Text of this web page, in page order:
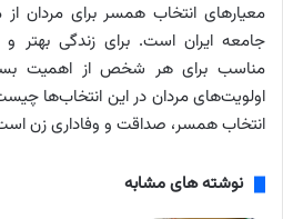
معیارهای انتخاب همسر برای مردان
جامعه ایران است. برای زندگی بهتر و
مناسب برای هر شخص از اهمیت
اولویت‌های مردان در این انتخاب‌ها
انتخاب همسر، صداقت و وفاداری زن
نوشته های مشابه